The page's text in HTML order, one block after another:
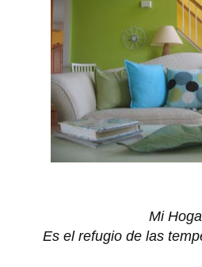
Mi
Es el refugio de las